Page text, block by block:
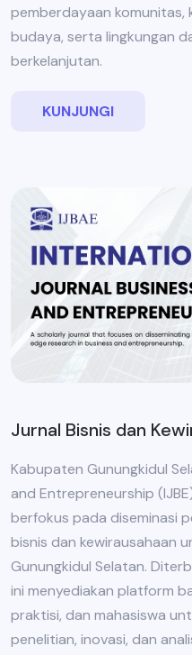
pemberdayaan komunitas,
budaya, serta lingkungan
berkelanjutan.
KUNJUNGI
Jurnal Bisnis dan
Kabupaten Gunungkidul
and Entrepreneurship
berfokus pada diseminasi
bisnis dan kewirausahaan
Gunungkidul Selatan.
ini menyediakan platform
praktisi, dan mahasiswa
penelitian, inovasi, dan